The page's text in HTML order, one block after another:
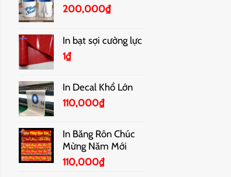
200,000₫
In bạt sợi cường lực
1₫
In Decal Khổ Lớn
110,000₫
In Băng Rôn Chúc
Mừng Năm Mới
110,000₫